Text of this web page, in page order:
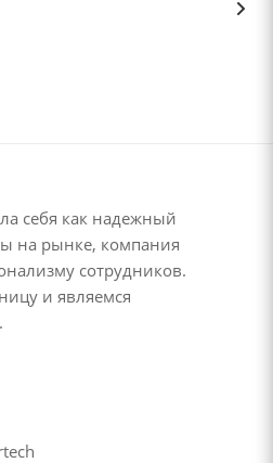
себя как надежный
на рынке, компания
сотрудников.
и являемся